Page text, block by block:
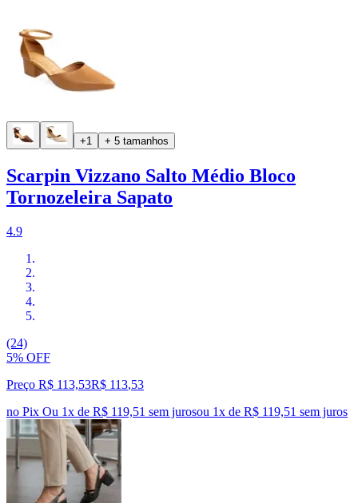
+1 + 5 tamanhos
Scarpin Vizzano Salto Médio Bloco
Tornozeleira Sapato
4.9
(24)
5% OFF
Preço R$ 113,53R$ 113,53
no Pix Ou 1x de R$ 119,51 sem jurosou 1x de R$ 119,51 sem juros